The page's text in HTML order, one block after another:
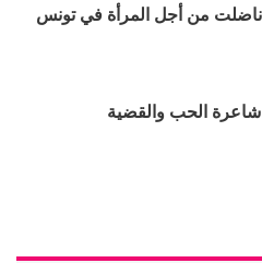
ناضلت من أجل المرأة في تونس
الحب والقضية